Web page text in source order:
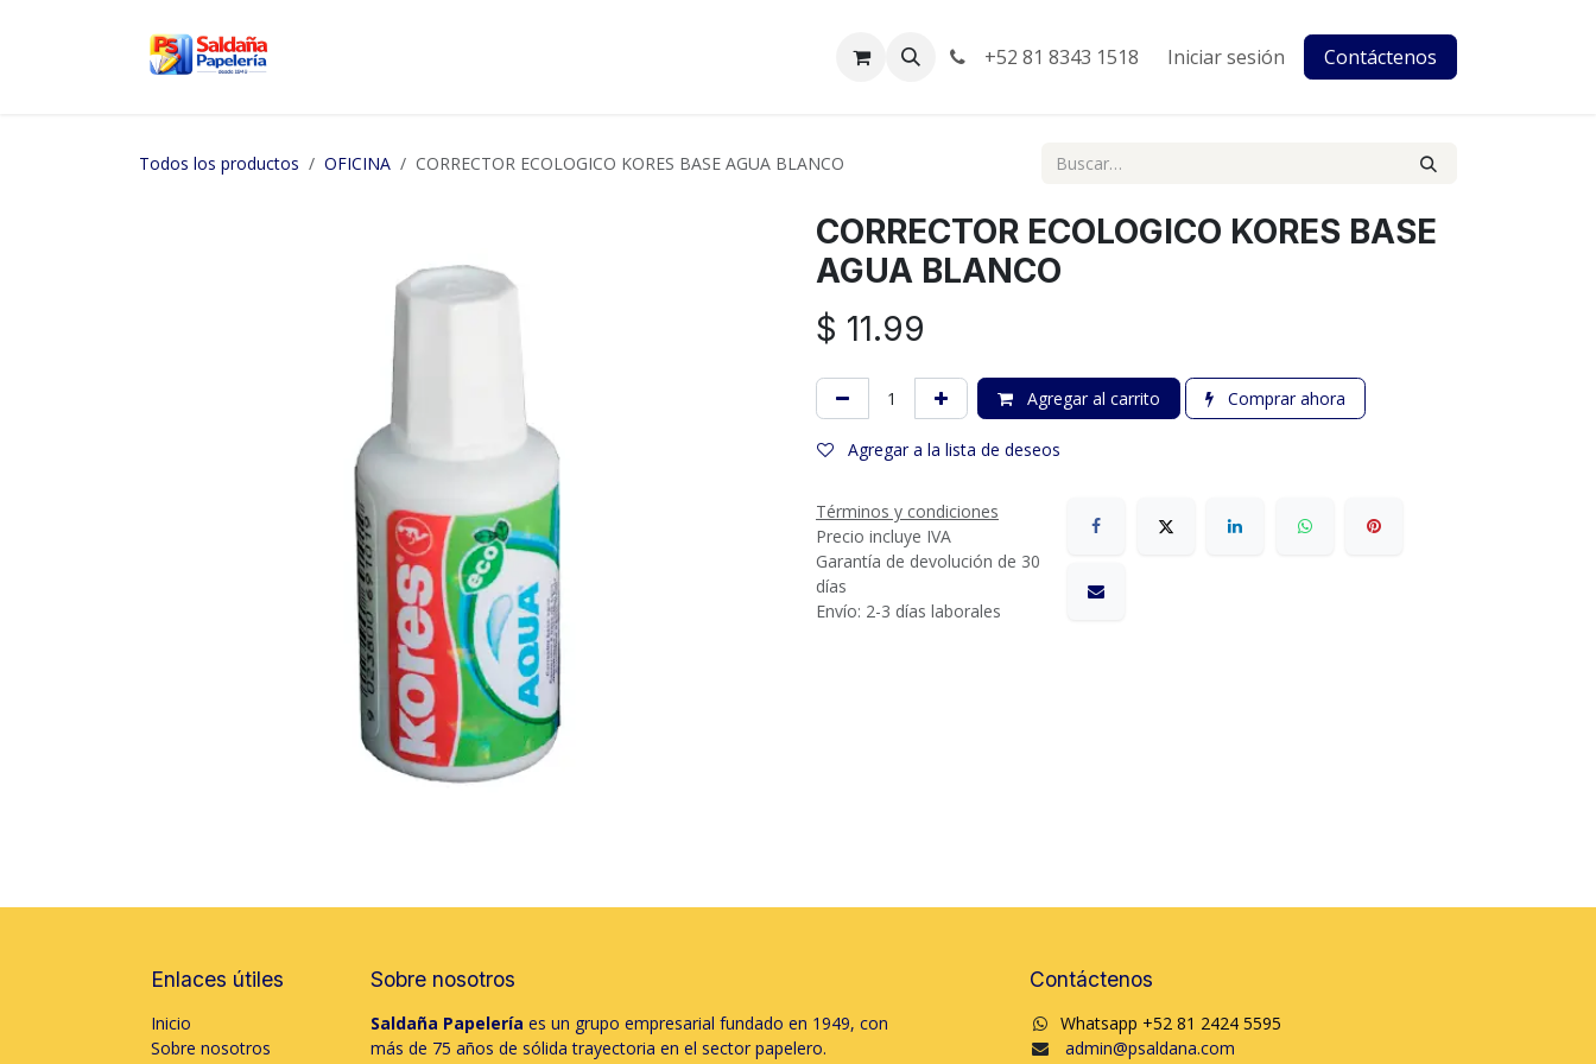
+52 81 8343 1518 Iniciar sesión Contáctenos
Todos los productos OFICINA CORRECTOR ECOLOGICO KORES BASE AGUA BLANCO
CORRECTOR ECOLOGICO KORES BASE
AGUA BLANCO
$ 11.99
Agregar al carrito Comprar ahora
Agregar a la lista de deseos
Términos y condiciones
Precio incluye IVA
Garantía de devolución de 30
días
Envío: 2-3 días laborales
Enlaces útiles
Inicio
Sobre nosotros
Sobre nosotros
Saldaña Papelería es un grupo empresarial fundado en 1949, con
más de 75 años de sólida trayectoria en el sector papelero.
Contáctenos
Whatsapp +52 81 2424 5595
admin@psaldana.com